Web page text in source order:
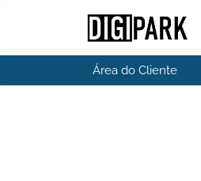
Área do Cliente